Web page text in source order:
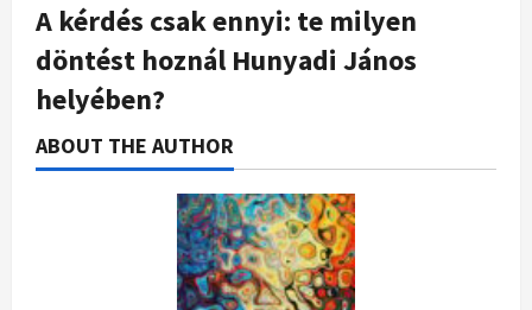
A kérdés csak ennyi: te milyen
döntést hoznál Hunyadi János
helyében?
ABOUT THE AUTHOR